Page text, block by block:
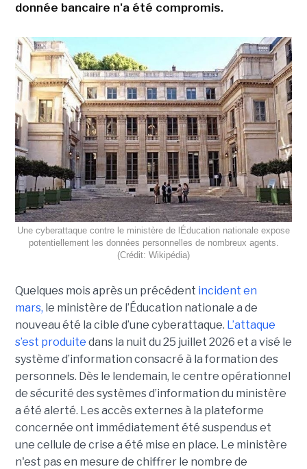
donnée bancaire n'a été compromis.
Une cyberattaque contre le ministère de lÉducation nationale expose
potentiellement les données personnelles de nombreux agents.
(Crédit: Wikipédia)
Quelques mois après un précédent incident en
mars, le ministère de l’Éducation nationale a de
nouveau été la cible d’une cyberattaque. L’attaque
s’est produite dans la nuit du 25 juillet 2026 et a visé le
système d’information consacré à la formation des
personnels. Dès le lendemain, le centre opérationnel
de sécurité des systèmes d’information du ministère
a été alerté. Les accès externes à la plateforme
concernée ont immédiatement été suspendus et
une cellule de crise a été mise en place. Le ministère
n'est pas en mesure de chiffrer le nombre de